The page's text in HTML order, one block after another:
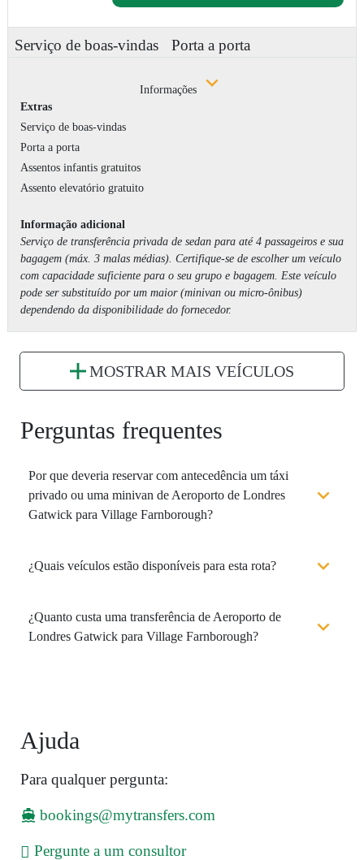
Serviço de boas-vindas Porta a porta
Informações
Extras
Serviço de boas-vindas
Porta a porta
Assentos infantis gratuitos
Assento elevatório gratuito
Informação adicional
Serviço de transferência privada de sedan para até 4 passageiros e sua
bagagem (máx. 3 malas médias). Certifique-se de escolher um veículo
com capacidade suficiente para o seu grupo e bagagem. Este veículo
pode ser substituído por um maior (minivan ou micro-ônibus)
dependendo da disponibilidade do fornecedor.
MOSTRAR MAIS VEÍCULOS
Perguntas frequentes
Por que deveria reservar com antecedência um táxi
privado ou uma minivan de Aeroporto de Londres
Gatwick para Village Farnborough?
¿Quais veículos estão disponíveis para esta rota?
¿Quanto custa uma transferência de Aeroporto de
Londres Gatwick para Village Farnborough?
Ajuda
Para qualquer pergunta:
bookings@mytransfers.com
Pergunte a um consultor